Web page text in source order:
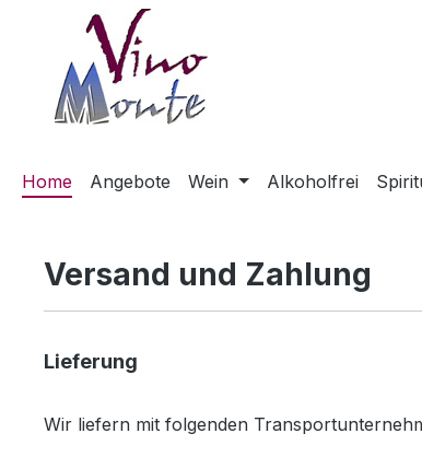
Hauptinhalt springen
Zur Suche springen
Zur Hauptnavigation springen
Home Angebote Wein Alkoholfrei
Versand und Zahlung
Lieferung
Wir liefern mit folgenden